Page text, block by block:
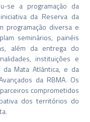
se a programação da
da Reserva da
programação diversa e
seminários, painéis
além da entrega do
instituições e
Mata Atlântica, e da
da RBMA. Os
comprometidos
dos territórios do